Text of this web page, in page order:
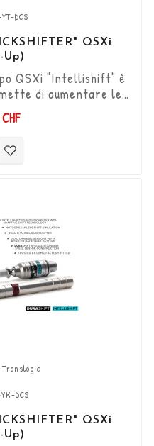
DCS
QSXi
QSXi "Intellishift" è
di aumentare le
utilizzare la frizione.
con connettori
DCS
QSXi